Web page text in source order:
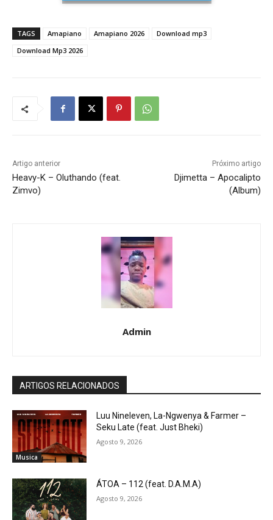
TAGS Amapiano Amapiano 2026
Download mp3
Download Mp3 2026
Artigo anterior
Heavy-K – Oluthando (feat.
Zimvo)
Próximo artigo
Djimetta – Apocalipto
(Album)
Admin
ARTIGOS RELACIONADOS
Musica
Luu Nineleven, La-Ngwenya & Farmer –
Seku Late (feat. Just Bheki)
Agosto 9, 2026
ÁTOA – 112 (feat. D.A.M.A)
Agosto 9, 2026